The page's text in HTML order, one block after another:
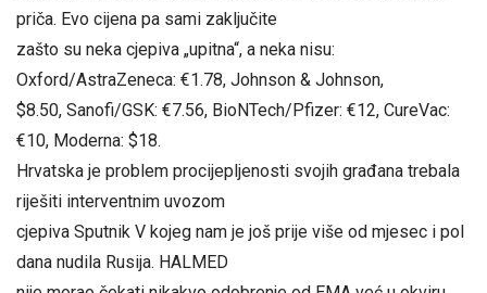
priča. Evo cijena pa sami zaključite
zašto su neka cjepiva „upitna“, a neka nisu:
Oxford/AstraZeneca: €1.78, Johnson & Johnson,
$8.50, Sanofi/GSK: €7.56, BioNTech/Pfizer: €12, CureVac:
€10, Moderna: $18.
Hrvatska je problem procijepljenosti svojih građana trebala
riješiti interventnim uvozom
cjepiva Sputnik V kojeg nam je još prije više od mjesec i pol
dana nudila Rusija. HALMED